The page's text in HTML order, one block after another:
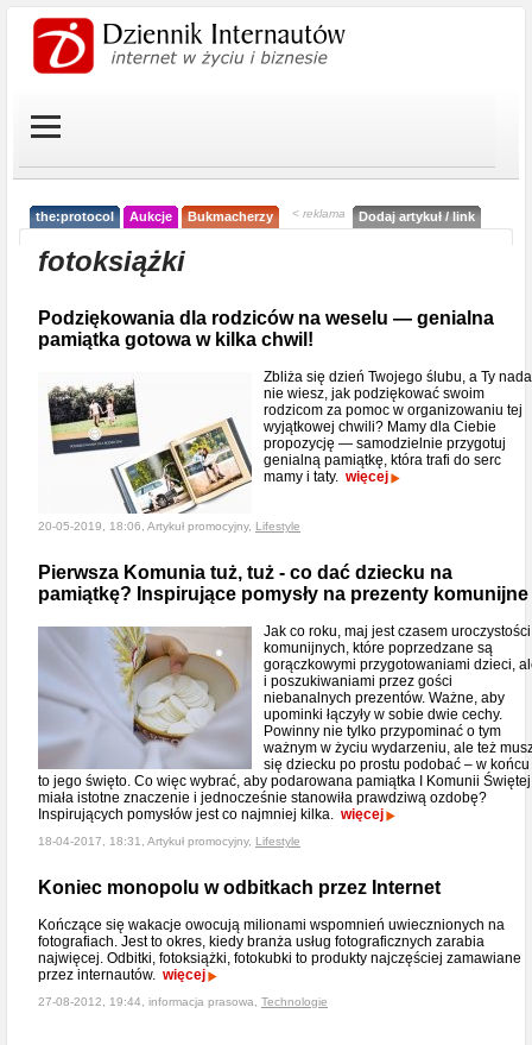
the:protocol Aukcje Bukmacherzy < reklama Dodaj artykuł / link
fotoksiążki
Podziękowania dla rodziców na weselu — genialna
pamiątka gotowa w kilka chwil!
Zbliża się dzień Twojego ślubu, a Ty
nie wiesz, jak podziękować swoim
rodzicom za pomoc w organizowaniu tej
wyjątkowej chwili? Mamy dla Ciebie
propozycję — samodzielnie przygotuj
genialną pamiątkę, która trafi do serc
mamy i taty. więcej
20-05-2019, 18:06, Artykuł promocyjny, Lifestyle
Pierwsza Komunia tuż, tuż - co dać dziecku na
pamiątkę? Inspirujące pomysły na prezenty komunijne
Jak co roku, maj jest czasem uroczystości
komunijnych, które poprzedzane są
gorączkowymi przygotowaniami dzieci,
i poszukiwaniami przez gości
niebanalnych prezentów. Ważne, aby
upominki łączyły w sobie dwie cechy.
Powinny nie tylko przypominać o tym
ważnym w życiu wydarzeniu, ale też
się dziecku po prostu podobać – w końcu
to jego święto. Co więc wybrać, aby podarowana pamiątka I Komunii Świętej
miała istotne znaczenie i jednocześnie stanowiła prawdziwą ozdobę?
Inspirujących pomysłów jest co najmniej kilka. więcej
18-04-2017, 18:31, Artykuł promocyjny, Lifestyle
Koniec monopolu w odbitkach przez Internet
Kończące się wakacje owocują milionami wspomnień uwiecznionych na
fotografiach. Jest to okres, kiedy branża usług fotograficznych zarabia
najwięcej. Odbitki, fotoksiążki, fotokubki to produkty najczęściej zamawiane
przez internautów. więcej
27-08-2012, 19:44, informacja prasowa, Technologie